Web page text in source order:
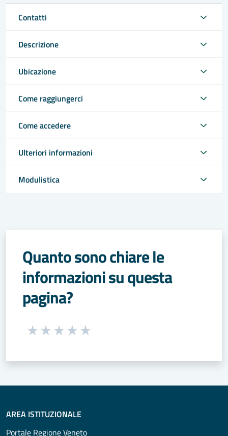
Contatti
Descrizione
Ubicazione
Come raggiungerci
Come accedere
Ulteriori informazioni
Modulistica
Quanto sono chiare le
informazioni su questa
pagina?
Seleziona una valutazione da 1 a 5 stelle
AREA ISTITUZIONALE
Portale Regione Veneto